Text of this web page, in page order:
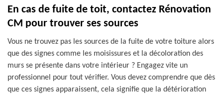
En cas de fuite de toit, contactez Rénovation
CM pour trouver ses sources
Vous ne trouvez pas les sources de la fuite de votre toiture alors
que des signes comme les moisissures et la décoloration des
murs se présente dans votre intérieur ? Engagez vite un
professionnel pour tout vérifier. Vous devez comprendre que dès
que ces signes apparaissent, cela signifie que la détérioration